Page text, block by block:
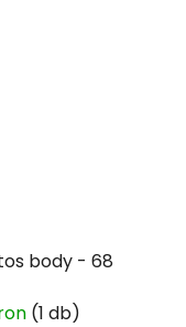
body - 68
(1 db)